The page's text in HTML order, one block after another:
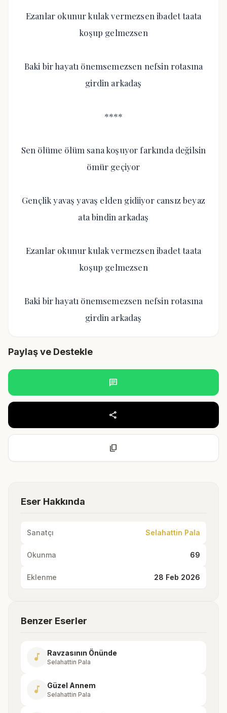
Ezanlar okunur kulak vermezsen ibadet taata
koşup gelmezsen
Baki bir hayatı önemsemezsen nefsin rotasına
girdin arkadaş
****
Sen ölüme ölüm sana koşuyor farkında değilsin
ömür geçiyor
Gençlik yavaş yavaş elden gidiiyor cansız beyaz
ata bindin arkadaş
Ezanlar okunur kulak vermezsen ibadet taata
koşup gelmezsen
Baki bir hayatı önemsemezsen nefsin rotasına
girdin arkadaş
Paylaş ve Destekle
chat
share
content_copy
Eser Hakkında
Sanatçı Selahattin Pala
Okunma 69
Eklenme 28 Feb 2026
Benzer Eserler
music_note Ravzasının Önünde
Selahattin Pala
music_note Güzel Annem
Selahattin Pala